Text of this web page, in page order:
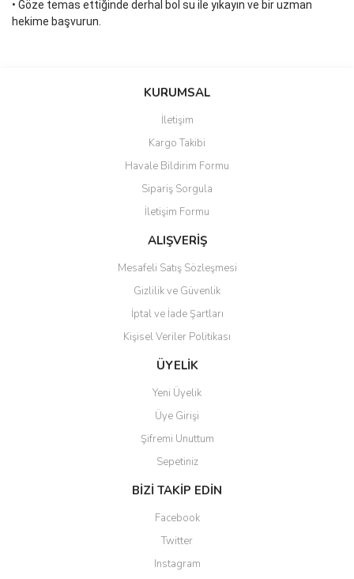
• Göze temas ettiğinde derhal bol su ile yıkayın ve bir uzman
hekime başvurun.
Bu ürüne ilk yorumu siz yapın!
Ürün resmi kalitesiz, bozuk veya görüntülenemiyor.
Ürün açıklamasında eksik bilgiler bulunuyor.
Ürün bilgilerinde hatalar bulunuyor.
Ürün fiyatı diğer sitelerden daha pahalı.
Bu ürüne benzer farklı alternatifler olmalı.
Gönder
KURUMSAL
İletişim
Kargo Takibi
Havale Bildirim Formu
Sipariş Sorgula
İletişim Formu
ALIŞVERİŞ
Mesafeli Satış Sözleşmesi
Gizlilik ve Güvenlik
İptal ve İade Şartları
Kişisel Veriler Politikası
ÜYELİK
Yeni Üyelik
Üye Girişi
Şifremi Unuttum
Sepetiniz
BİZİ TAKİP EDİN
Facebook
Twitter
Instagram